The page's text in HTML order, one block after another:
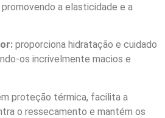
a elasticidade e a
proporciona hidratação e cuidado
os incrivelmente macios e
proteção térmica, facilita a
o ressecamento e mantém os